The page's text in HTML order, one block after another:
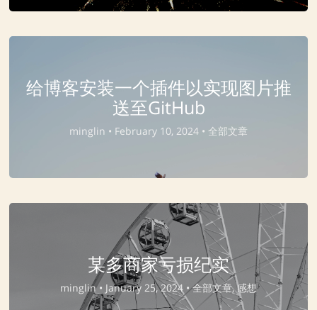
给博客安装一个插件以实现图片推
送至GitHub
minglin • February 10, 2024 • 全部文章
某多商家亏损纪实
minglin • January 25, 2024 •全部文章, 感想